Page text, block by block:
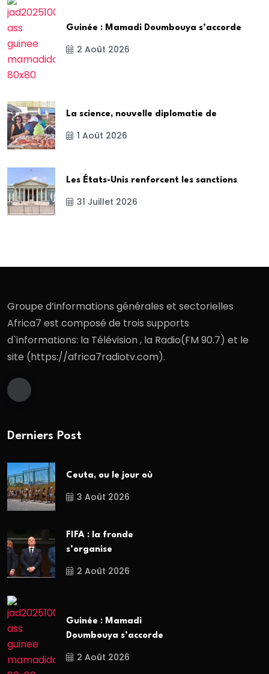
Guinée : Mamadi Doumbouya s’accorde
2 Août 2026
La science, nouvelle diplomatie de
1 Août 2026
Les États-Unis renforcent les sanctions
31 Juillet 2026
Groupe d’informations générales et sectorielles
Africa7 est composé de trois supports
d`informations: la Télévision , la Radio(FM 90.7) et le
site (https://africa7radiotv.com).
Derniers Post
Ceuta, ou le jour où
3 Août 2026
FIFA : la fronde
s’organise
2 Août 2026
Guinée : Mamadi
Doumbouya s’accorde
2 Août 2026